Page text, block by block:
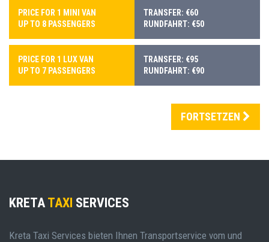
PRICE FOR 1 MINI VAN
UP TO 8 PASSENGERS
TRANSFER: €60
RUNDFAHRT: €50
PRICE FOR 1 LUX VAN
UP TO 7 PASSENGERS
TRANSFER: €95
RUNDFAHRT: €90
FORTSETZEN
KRETA TAXI SERVICES
Kreta Taxi Services bieten Ihnen Transportservice vom und